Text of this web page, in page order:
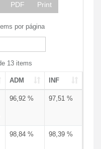
PDF Print
por página
13 items
ADM INF
96,92 % 97,51 %
98,84 % 98,39 %